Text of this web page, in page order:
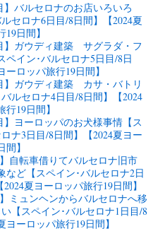
】バルセロナのお店いろいろ
ルセロナ6日目/8日間】【2024夏
日間】
】ガウディ建築 サグラダ・フ
ペイン･バルセロナ5日目/8日
ーロッパ旅行19日間】
】ガウディ建築 カサ・バトリ
ルセロナ4日目/8日間】【2024
19日間】
】ヨーロッパのお犬様事情【ス
ナ3日目/8日間】【2024夏ヨー
間】
】自転車借りてバルセロナ旧市
など【スペイン･バルセロナ2日
夏ヨーロッパ旅行19日間】
】ミュンヘンからバルセロナへ移
【スペイン･バルセロナ1日目/8
ヨーロッパ旅行19日間】